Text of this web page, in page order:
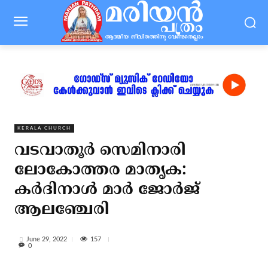
KERALA CHURCH
വടവാതൂര്‍ സെമിനാരി
ലോകോത്തര മാതൃക:
കര്‍ദിനാള്‍ മാര്‍ ജോര്‍ജ്
ആലഞ്ചേരി
June 29, 2022
157
0